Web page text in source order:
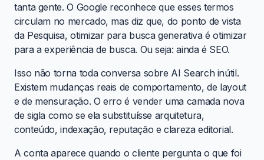
tanta gente. O Google reconhece que esses termos
circulam no mercado, mas diz que, do ponto de vista
da Pesquisa, otimizar para busca generativa é otimizar
para a experiência de busca. Ou seja: ainda é SEO.
Isso não torna toda conversa sobre AI Search inútil.
Existem mudanças reais de comportamento, de layout
e de mensuração. O erro é vender uma camada nova
de sigla como se ela substituísse arquitetura,
conteúdo, indexação, reputação e clareza editorial.
A conta aparece quando o cliente pergunta o que foi